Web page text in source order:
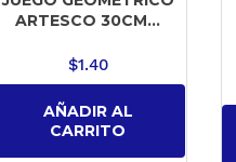
ARTESCO 30CM...
$1.40
AÑADIR AL
CARRITO